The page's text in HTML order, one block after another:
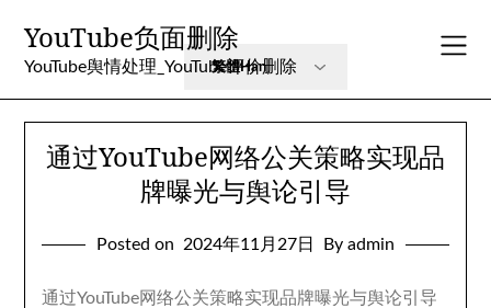
content
YouTube负面删除
YouTube舆情处理_YouTube评价删除
通过YouTube网络公关策略实现品
牌曝光与舆论引导
Posted on 2024年11月27日 By admin
通过YouTube网络公关策略实现品牌曝光与舆论引导